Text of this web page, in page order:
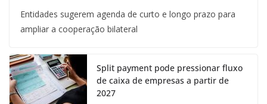
Entidades sugerem agenda de curto e longo prazo para
ampliar a cooperação bilateral
Split payment pode pressionar fluxo
de caixa de empresas a partir de
2027